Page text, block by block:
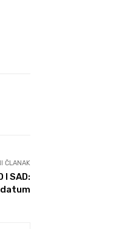
ČLANAK
I SAD:
datum